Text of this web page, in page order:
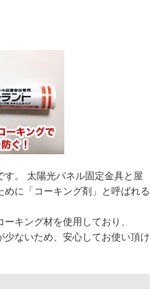
。 太陽光パネル固定金具と屋
に「コーキング剤」と呼ばれる
キング材を使用しており、
ないため、安心してお使い頂け